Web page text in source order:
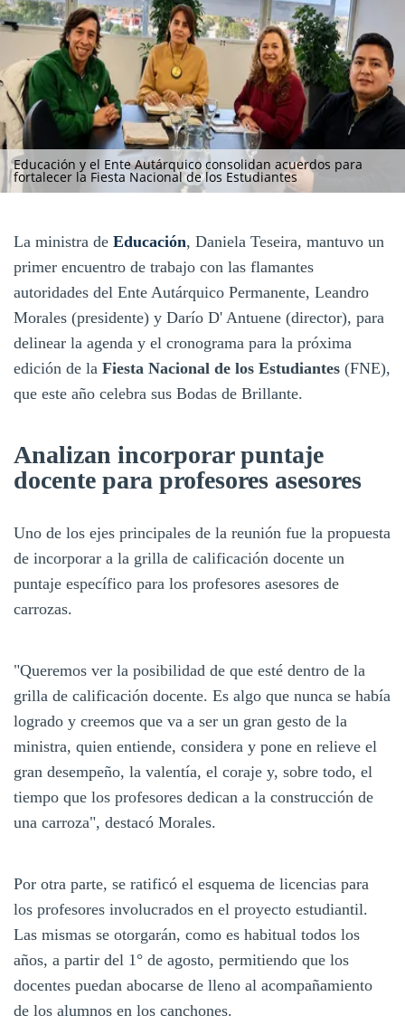
Educación y el Ente Autárquico consolidan acuerdos para
fortalecer la Fiesta Nacional de los Estudiantes
La ministra de Educación, Daniela Teseira, mantuvo un
primer encuentro de trabajo con las flamantes
autoridades del Ente Autárquico Permanente, Leandro
Morales (presidente) y Darío D' Antuene (director), para
delinear la agenda y el cronograma para la próxima
edición de la Fiesta Nacional de los Estudiantes (FNE),
que este año celebra sus Bodas de Brillante.
Analizan incorporar puntaje
docente para profesores asesores
Uno de los ejes principales de la reunión fue la propuesta
de incorporar a la grilla de calificación docente un
puntaje específico para los profesores asesores de
carrozas.
"Queremos ver la posibilidad de que esté dentro de la
grilla de calificación docente. Es algo que nunca se había
logrado y creemos que va a ser un gran gesto de la
ministra, quien entiende, considera y pone en relieve el
gran desempeño, la valentía, el coraje y, sobre todo, el
tiempo que los profesores dedican a la construcción de
una carroza", destacó Morales.
Por otra parte, se ratificó el esquema de licencias para
los profesores involucrados en el proyecto estudiantil.
Las mismas se otorgarán, como es habitual todos los
años, a partir del 1° de agosto, permitiendo que los
docentes puedan abocarse de lleno al acompañamiento
de los alumnos en los canchones.